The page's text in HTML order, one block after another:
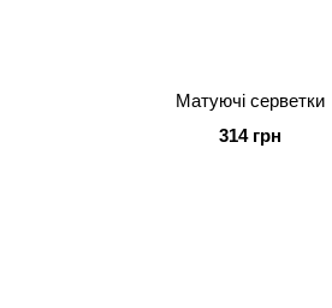
Матуючі серветки
314 грн